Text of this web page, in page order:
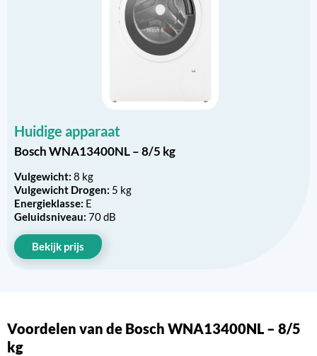
Huidige apparaat
Bosch WNA13400NL – 8/5 kg
Vulgewicht: 8 kg
Vulgewicht Drogen: 5 kg
Energieklasse: E
Geluidsniveau: 70 dB
Bekijk prijs
Voordelen van de Bosch WNA13400NL – 8/5
kg